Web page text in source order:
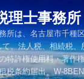
理士事務所
所は、名古屋市千種
、法人税、相続税
特許権使用料・著作
税条約届出、W-